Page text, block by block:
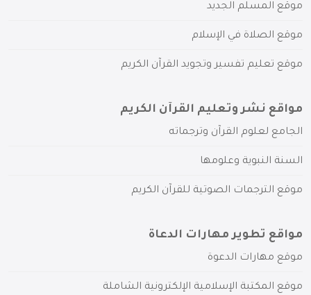
موقع المسلم الجديد
موقع الصلاة في الإسلام
موقع تعليم تفسير وتجويد القرآن الكريم
مواقع نشر وتعليم القرآن الكريم
الجامع لعلوم القرآن وترجماته
السنة النبوية وعلومها
موقع الترجمات الصوتية للقرآن الكريم
مواقع تطوير مهارات الدعاة
موقع مهارات الدعوة
موقع المكتبة الإسلامية الإلكترونية الشاملة